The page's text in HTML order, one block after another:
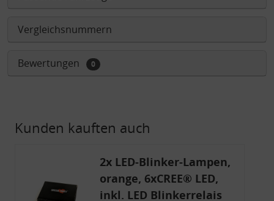
Vergleichsnummern
Bewertungen 0
Kunden kauften auch
2x LED-Blinker-Lampen,
orange, 6xCREE® LED,
inkl. LED Blinkerrelais